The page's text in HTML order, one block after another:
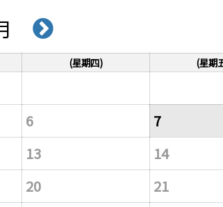
(星期四) (星期
6 7
13 14
20 21